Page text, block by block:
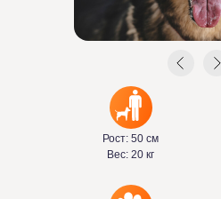
Рост: 50 см
Вес: 20 кг